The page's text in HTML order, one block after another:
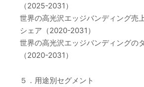
（2025-2031）
世界の高光沢エッジバンディング売
シェア（2020-2031）
世界の高光沢エッジバンディングの
（2020-2031）
５．用途別セグメント